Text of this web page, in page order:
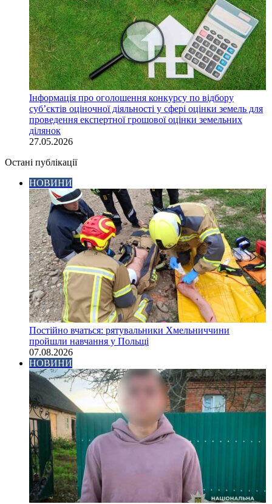
Інформація про оголошення конкурсу по відбору
суб’єктів оціночної діяльності у сфері оцінки земель для
проведення експертної грошової оцінки земельних
ділянок
27.05.2026
Остані публікації
НОВИНИ
Постійно вчаться: рятувальники Хмельниччини
пройшли навчання у Польщі
07.08.2026
НОВИНИ